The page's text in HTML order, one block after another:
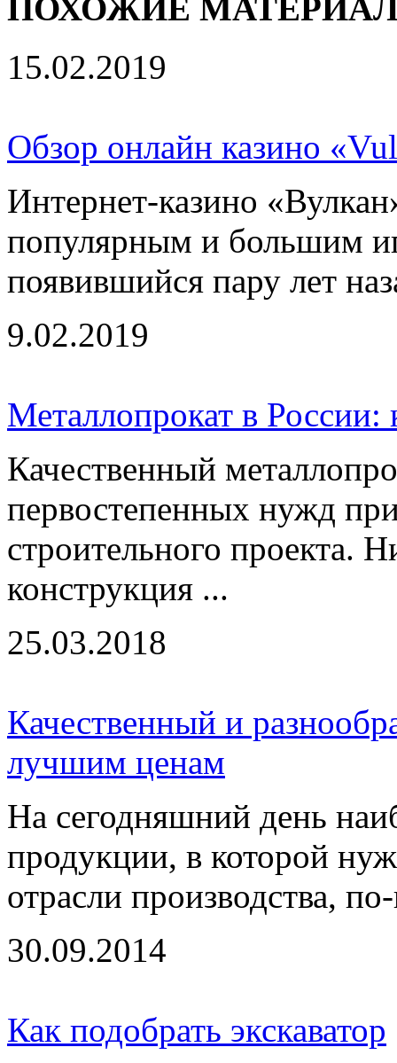
ПОХОЖИЕ
15.02.2019
Обзор онлайн казино
Интернет-казино
популярным и большим
появившийся пару лет
9.02.2019
Металлопрокат в России:
Качественный
первостепенных нужд
строительного проекта.
конструкция ...
25.03.2018
Качественный и
лучшим ценам
На сегодняшний день
продукции, в которой
отрасли производства,
30.09.2014
Как подобрать экскаватор